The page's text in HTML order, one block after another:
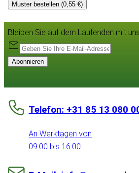
Muster bestellen (0,55 €)
Bleiben Sie auf dem Laufenden mit
Abonnieren
Telefon: +31 85 13 080
An Werktagen von
09:00 bis 16:00